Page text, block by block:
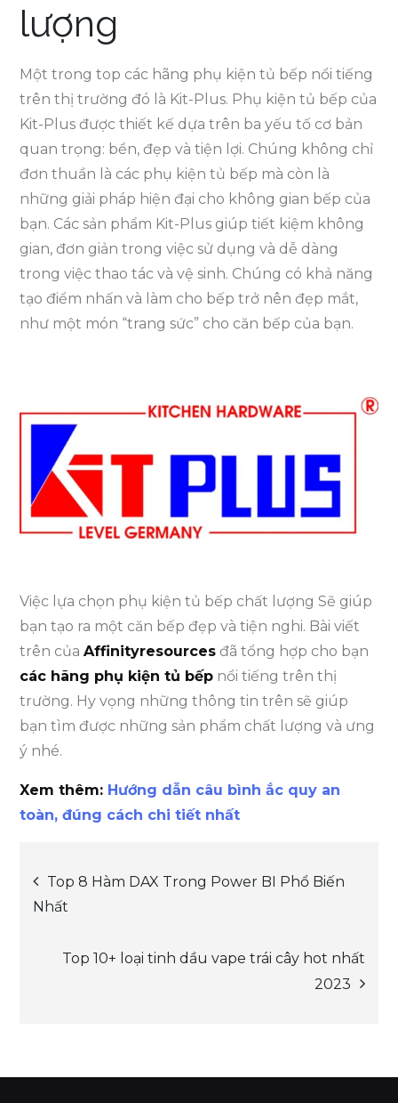
lượng
Một trong top các hãng phụ kiện tủ bếp nổi tiếng
trên thị trường đó là Kit-Plus. Phụ kiện tủ bếp của
Kit-Plus được thiết kế dựa trên ba yếu tố cơ bản
quan trọng: bền, đẹp và tiện lợi. Chúng không chỉ
đơn thuần là các phụ kiện tủ bếp mà còn là
những giải pháp hiện đại cho không gian bếp của
bạn. Các sản phẩm Kit-Plus giúp tiết kiệm không
gian, đơn giản trong việc sử dụng và dễ dàng
trong việc thao tác và vệ sinh. Chúng có khả năng
tạo điểm nhấn và làm cho bếp trở nên đẹp mắt,
như một món “trang sức” cho căn bếp của bạn.
Việc lựa chọn phụ kiện tủ bếp chất lượng Sẽ giúp
bạn tạo ra một căn bếp đẹp và tiện nghi. Bài viết
trên củaAffinityresources đã tổng hợp cho bạn
các hãng phụ kiện tủ bếp nổi tiếng trên thị
trường. Hy vọng những thông tin trên sẽ giúp
bạn tìm được những sản phẩm chất lượng và ưng
ý nhé.
Xem thêm: Hướng dẫn câu bình ắc quy an
toàn, đúng cách chi tiết nhất
Post
navigation
Top 8 Hàm DAX Trong Power BI Phổ Biến
Nhất
Top 10+ loại tinh dầu vape trái cây hot nhất
2023